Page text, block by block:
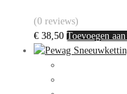
(0 reviews)
€ 38,50 Toevoegen